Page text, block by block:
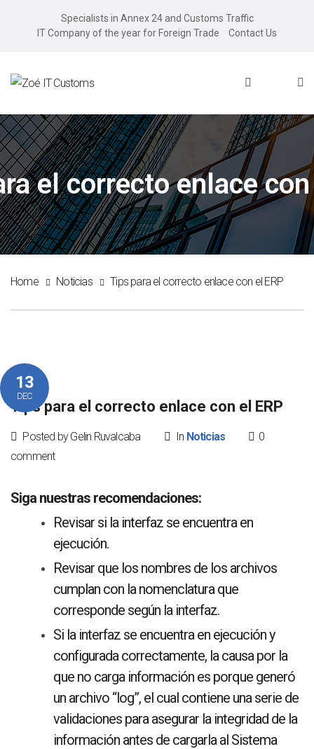
Specialists in Annex 24 and Customs Traffic
IT Company of the year for Foreign Trade
Contact Us
el correcto enlace con
Home Noticias Tips para el correcto enlace con el ERP
13
DEC
Tips para el correcto enlace con el ERP
Posted by Gelin Ruvalcaba In Noticias
0
comment
Siga nuestras recomendaciones:
Revisar si la interfaz se encuentra en
ejecución.
Revisar que los nombres de los archivos
cumplan con la nomenclatura que
corresponde según la interfaz.
Si la interfaz se encuentra en ejecución y
configurada correctamente, la causa por la
que no carga información es porque generó
un archivo “log”, el cual contiene una serie de
validaciones para asegurar la integridad de la
información antes de cargarla al Sistema